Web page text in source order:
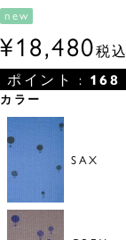
new
¥18,480税込
ポイント : 168
カラー
SAX